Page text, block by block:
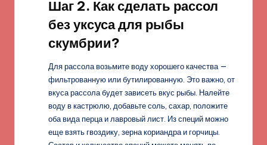
Шаг 2. Как сделать рассол
без уксуса для рыбы
скумбрии?
Для рассола возьмите воду хорошего качества —
фильтрованную или бутилированную. Это важно, от
вкуса рассола будет зависеть вкус рыбы. Налейте
воду в кастрюлю, добавьте соль, сахар, положите
оба вида перца и лавровый лист. Из специй можно
еще взять гвоздику, зерна кориандра и горчицы.